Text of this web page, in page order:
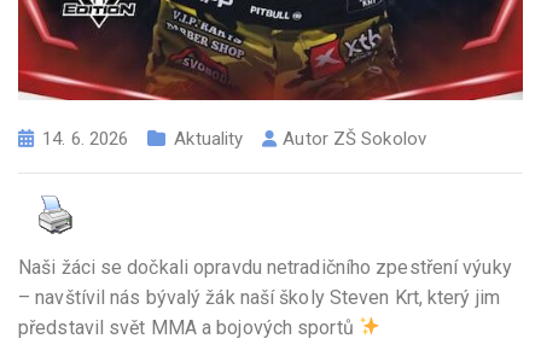
14. 6. 2026 Aktuality Autor ZŠ Sokolov
Naši žáci se dočkali opravdu netradičního zpestření výuky
– navštívil nás bývalý žák naší školy Steven Krt, který jim
představil svět MMA a bojových sportů